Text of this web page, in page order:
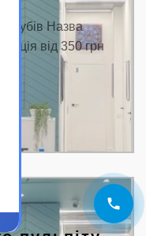
зубів Назва
від 350 грн